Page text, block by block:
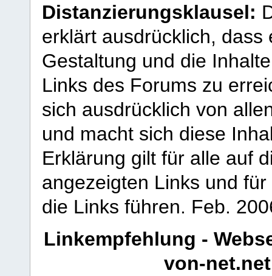
Distanzierungsklausel:
erklärt ausdrücklich,
Gestaltung und die
Links des Forums zu
sich ausdrücklich von
und macht sich diese
Erklärung gilt für alle auf
angezeigten Links und
die Links führen. Feb.
Linkempfehlung -
von-net.net